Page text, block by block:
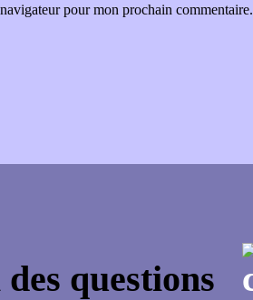
pour mon prochain commentaire.
questions